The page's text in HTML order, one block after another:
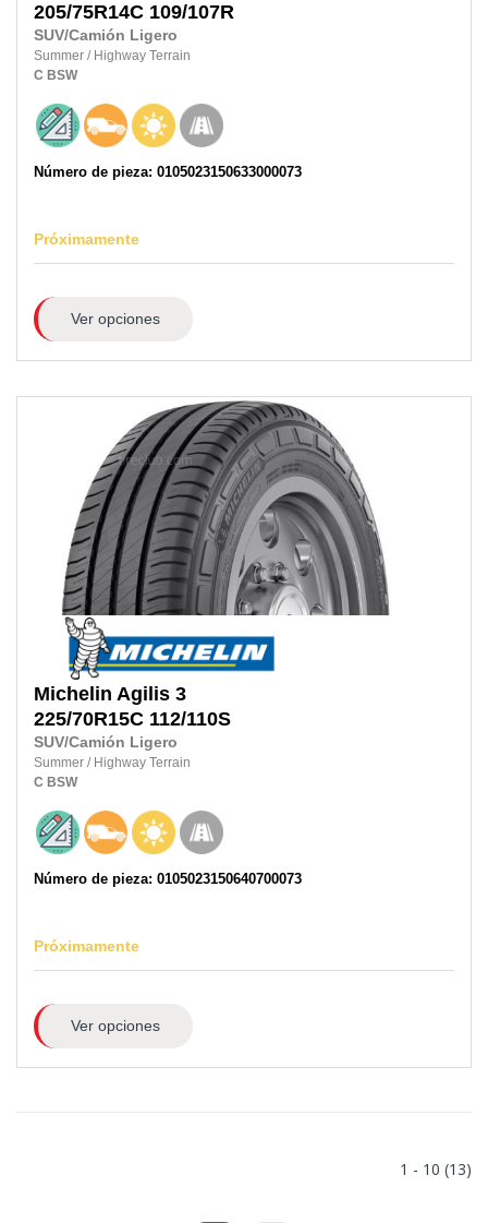
205/75R14C 109/107R
SUV/Camión Ligero
Summer / Highway Terrain
C BSW
Número de pieza: 0105023150633000073
Próximamente
Ver opciones
Michelin Agilis 3
225/70R15C 112/110S
SUV/Camión Ligero
Summer / Highway Terrain
C BSW
Número de pieza: 0105023150640700073
Próximamente
Ver opciones
1 - 10 (13)